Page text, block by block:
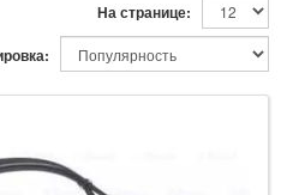
На странице: